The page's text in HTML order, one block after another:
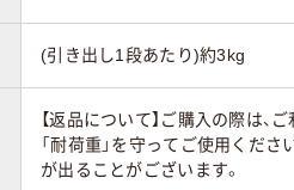
(引き出し1段あたり)約3kg
【返品について】ご購入の際は
「耐荷重」を守ってご使用くだ
が出ることがございます。